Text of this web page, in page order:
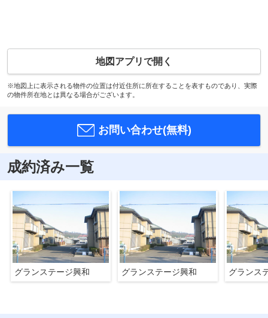
地図アプリで開く
※地図上に表示される物件の位置は付近住所に所在することを表すものであり、実際
の物件所在地とは異なる場合がございます。
お問い合わせ(無料)
成約済み一覧
グランステージ興和 グランステージ興和 グランス